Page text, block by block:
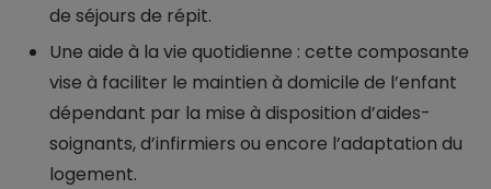
de séjours de répit.
Une aide à la vie quotidienne : cette composante
vise à faciliter le maintien à domicile de l’enfant
dépendant par la mise à disposition d’aides-
soignants, d’infirmiers ou encore l’adaptation du
logement.